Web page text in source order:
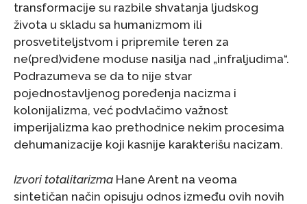
transformacije su razbile shvatanja ljudskog
života u skladu sa humanizmom ili
prosvetiteljstvom i pripremile teren za
ne(pred)viđene moduse nasilja nad „infraljudima“.
Podrazumeva se da to nije stvar
pojednostavljenog poređenja nacizma i
kolonijalizma, već podvlačimo važnost
imperijalizma kao prethodnice nekim procesima
dehumanizacije koji kasnije karakterišu nacizam.
Izvori totalitarizma Hane Arent na veoma
sintetičan način opisuju odnos između ovih novih